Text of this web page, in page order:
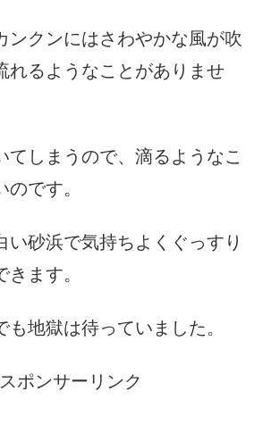
ンクンにはさわやかな風が吹
れるようなことがありませ
てしまうので、滴るようなこ
です。
い砂浜で気持ちよくぐっすり
ます。
も地獄は待っていました。
スポンサーリンク